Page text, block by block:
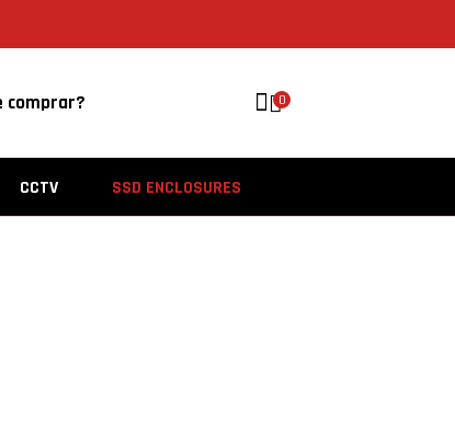
comprar? 0
CCTV SSD ENCLOSURES